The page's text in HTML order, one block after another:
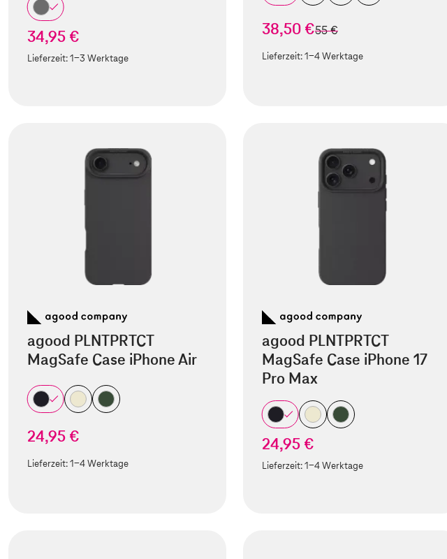
34,95 €
Lieferzeit:1-3 Werktage
38,50 €statt
55 €
Lieferzeit:1-4 Werktage
agood PLNTPRTCT
MagSafe Case iPhone Air
24,95 €
Lieferzeit:1-4 Werktage
agood PLNTPRTCT
MagSafe Case iPhone 17
Pro Max
24,95 €
Lieferzeit:1-4 Werktage